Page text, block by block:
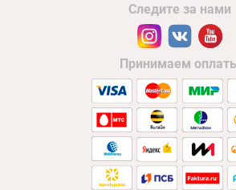
Следите за нами
Принимаем